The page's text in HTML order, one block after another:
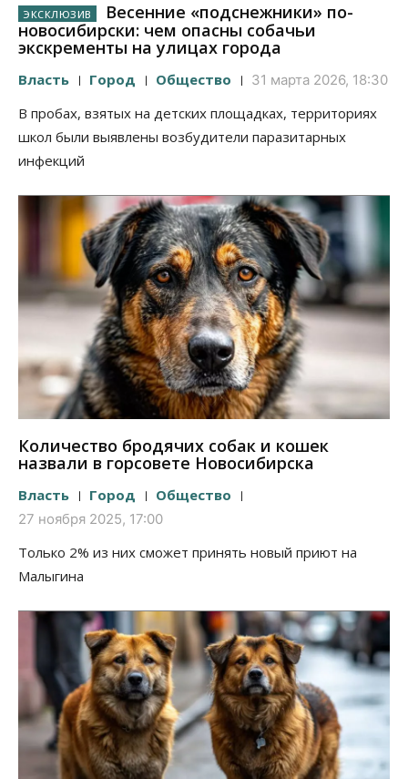
Весенние «подснежники» по-
новосибирски: чем опасны собачьи
экскременты на улицах города
Власть Город Общество 31 марта 2026, 18:30
В пробах, взятых на детских площадках, территориях
школ были выявлены возбудители паразитарных
инфекций
Количество бродячих собак и кошек
назвали в горсовете Новосибирска
Власть Город Общество
27 ноября 2025, 17:00
Только 2% из них сможет принять новый приют на
Малыгина